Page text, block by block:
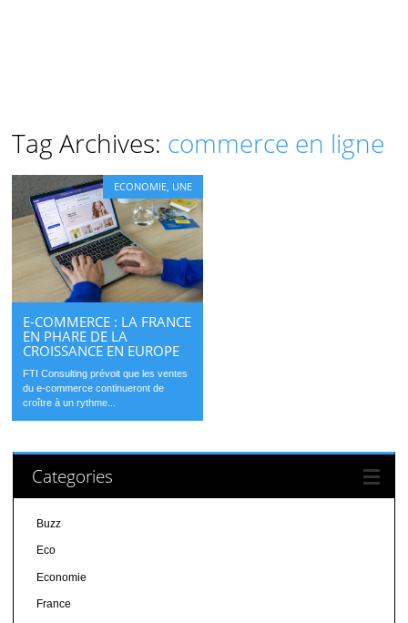
Tag Archives: commerce en ligne
ECONOMIE UNE
E-COMMERCE : LA FRANCE
EN PHARE DE LA
CROISSANCE EN EUROPE
FTI Consulting prévoit que les ventes
du e-commerce continueront de
croître à un rythme...
Categories
Buzz
Eco
Economie
France